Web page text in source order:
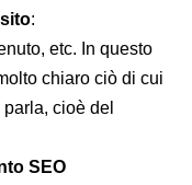
:
etc. In questo
chiaro ciò di cui
cioè del
SEO